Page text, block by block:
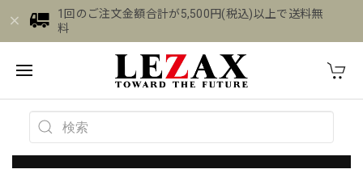
1回のご注文金額合計が5,500円(税込)以上で送料無
料